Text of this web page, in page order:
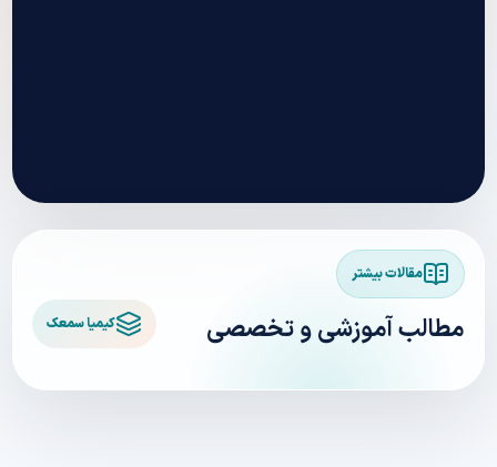
مقالات بیشتر
مطالب آموزشی و تخصصی کیمیا سمعک